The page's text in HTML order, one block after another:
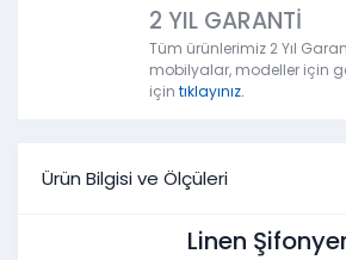
2 YIL GARANTİ
Tüm ürünlerimiz 2 Yıl
mobilyalar, modeller için
için tıklayınız.
Ürün Bilgisi ve Ölçüleri
Linen